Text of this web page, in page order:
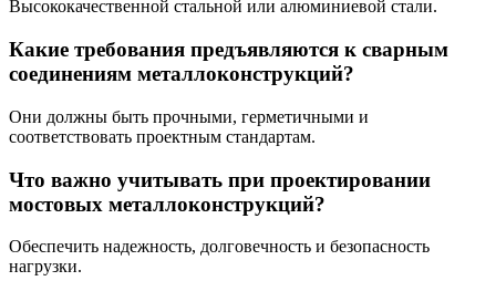
Высококачественной стальной или алюминиевой стали.
Какие требования предъявляются к сварным
соединениям металлоконструкций?
Они должны быть прочными, герметичными и
соответствовать проектным стандартам.
Что важно учитывать при проектировании
мостовых металлоконструкций?
Обеспечить надежность, долговечность и безопасность
нагрузки.